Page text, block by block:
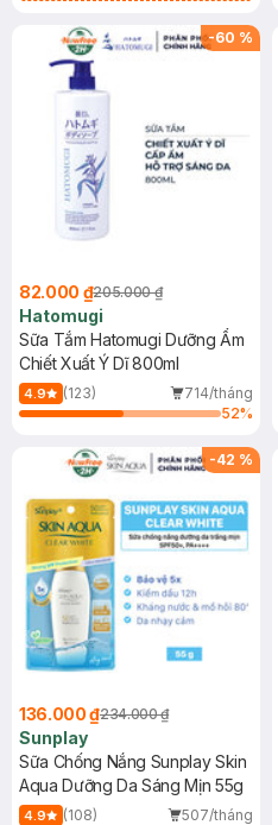
(SL có hạn)
-60 %
82.000 ₫205.000 ₫
Hatomugi
Sữa Tắm Hatomugi Dưỡng Ẩm
Chiết Xuất Ý Dĩ 800ml
4.9 (123)
714/tháng
52%
-42 %
136.000 ₫234.000 ₫
Sunplay
Sữa Chống Nắng Sunplay Skin
Aqua Dưỡng Da Sáng Mịn 55g
4.9 (108)
507/tháng